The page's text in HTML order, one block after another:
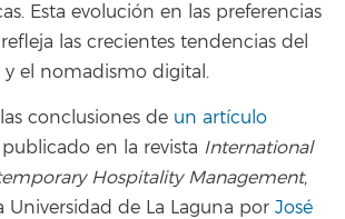
Esta evolución en las preferencias
las crecientes tendencias del
el nomadismo digital.
conclusiones de un artículo
en la revista International
Hospitality Management,
Universidad de La Laguna por José